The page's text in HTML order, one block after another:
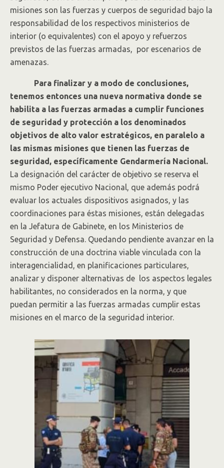
misiones son las fuerzas y cuerpos de seguridad bajo la
responsabilidad de los respectivos ministerios de
interior (o equivalentes) con el apoyo y refuerzos
previstos de las fuerzas armadas, por escenarios de
amenazas.
Para finalizar y a modo de conclusiones,
tenemos entonces una nueva normativa donde se
habilita a las fuerzas armadas a cumplir funciones
de seguridad y protección a los denominados
objetivos de alto valor estratégicos, en paralelo a
las mismas misiones que tienen las fuerzas de
seguridad, específicamente Gendarmería Nacional.
La designación del carácter de objetivo se reserva el
mismo Poder ejecutivo Nacional, que además podrá
evaluar los actuales dispositivos asignados, y las
coordinaciones para éstas misiones, están delegadas
en la Jefatura de Gabinete, en los Ministerios de
Seguridad y Defensa. Quedando pendiente avanzar en la
construcción de una doctrina viable vinculada con la
interagencialidad, en planificaciones particulares,
analizar y disponer alternativas de los aspectos legales
habilitantes, no considerados en la norma, y que
puedan permitir a las fuerzas armadas cumplir estas
misiones en el marco de la seguridad interior.